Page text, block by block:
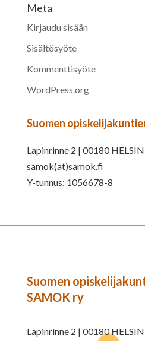
Meta
Kirjaudu sisään
Sisältösyöte
Kommenttisyöte
WordPress.org
Suomen
Lapinrinne 2 | 00180
samok(at)samok.fi
Y-tunnus: 1056678-8
Suomen
SAMOK ry
Lapinrinne 2 | 00180